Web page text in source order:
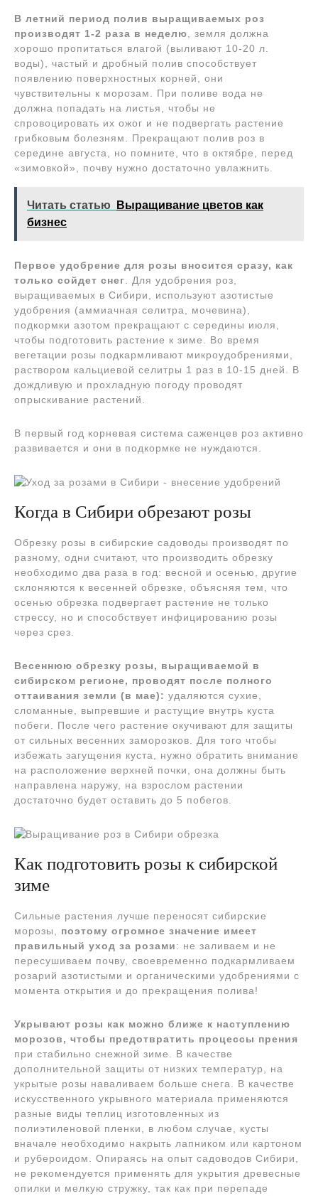
В летний период полив выращиваемых роз
производят 1-2 раза в неделю, земля должна
хорошо пропитаться влагой (выливают 10-20 л.
воды), частый и дробный полив способствует
появлению поверхностных корней, они
чувствительны к морозам. При поливе вода не
должна попадать на листья, чтобы не
спровоцировать их ожог и не подвергать растение
грибковым болезням. Прекращают полив роз в
середине августа, но помните, что в октябре, перед
«зимовкой», почву нужно достаточно увлажнить.
Читать статью
Выращивание цветов как
бизнес
Первое удобрение для розы вносится сразу, как
только сойдет снег. Для удобрения роз,
выращиваемых в Сибири, используют азотистые
удобрения (аммиачная селитра, мочевина),
подкормки азотом прекращают с середины июля,
чтобы подготовить растение к зиме. Во время
вегетации розы подкармливают микроудобрениями,
раствором кальциевой селитры 1 раз в 10-15 дней. В
дождливую и прохладную погоду проводят
опрыскивание растений.
В первый год корневая система саженцев роз активно
развивается и они в подкормке не нуждаются.
Когда в Сибири обрезают розы
Обрезку розы в сибирские садоводы производят по
разному, одни считают, что производить обрезку
необходимо два раза в год: весной и осенью, другие
склоняются к весенней обрезке, объясняя тем, что
осенью обрезка подвергает растение не только
стрессу, но и способствует инфицированию розы
через срез.
Весеннюю обрезку розы, выращиваемой в
сибирском регионе, проводят после полного
оттаивания земли (в мае): удаляются сухие,
сломанные, выпревшие и растущие внутрь куста
побеги. После чего растение окучивают для защиты
от сильных весенних заморозков. Для того чтобы
избежать загущения куста, нужно обратить внимание
на расположение верхней почки, она должны быть
направлена наружу, на взрослом растении
достаточно будет оставить до 5 побегов.
Как подготовить розы к сибирской
зиме
Сильные растения лучше переносят сибирские
морозы, поэтому огромное значение имеет
правильный уход за розами: не заливаем и не
пересушиваем почву, своевременно подкармливаем
розарий азотистыми и органическими удобрениями с
момента открытия и до прекращения полива!
Укрывают розы как можно ближе к наступлению
морозов, чтобы предотвратить процессы прения
при стабильно снежной зиме. В качестве
дополнительной защиты от низких температур, на
укрытые розы наваливаем больше снега. В качестве
искусственного укрывного материала применяются
разные виды теплиц изготовленных из
полиэтиленовой пленки, в любом случае, кусты
вначале необходимо накрыть лапником или картоном
и рубероидом. Опираясь на опыт садоводов Сибири,
не рекомендуется применять для укрытия древесные
опилки и мелкую стружку, так как при перепаде